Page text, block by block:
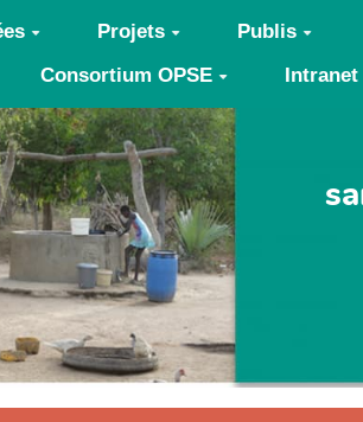
Projets
Publis
Consortium OPSE Intranet